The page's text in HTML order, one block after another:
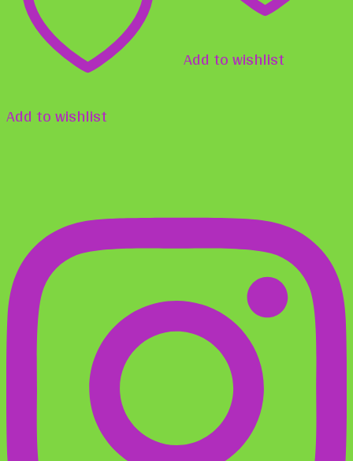
werden
Add to wishlist
Add to wishlist